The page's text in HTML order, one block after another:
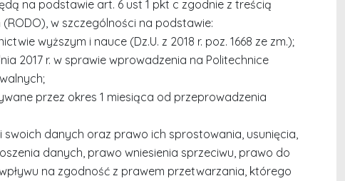
na podstawie art. 6 ust 1 pkt c zgodnie z treścią
w szczególności na podstawie:
wyższym i nauce (Dz.U. z 2018 r. poz. 1668 ze zm.);
2017 r. w sprawie wprowadzenia na Politechnice
przez okres 1 miesiąca od przeprowadzenia
danych oraz prawo ich sprostowania, usunięcia,
danych, prawo wniesienia sprzeciwu, prawo do
na zgodność z prawem przetwarzania, którego